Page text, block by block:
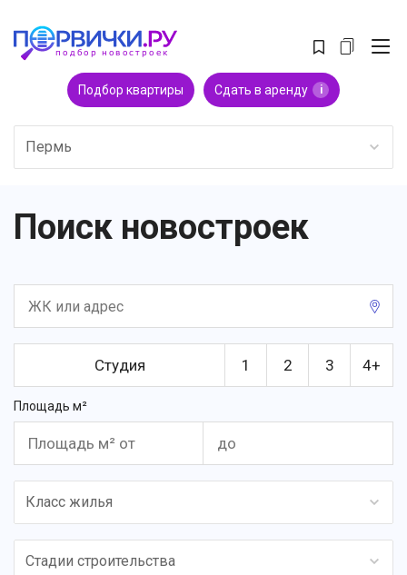
Подбор квартиры Сдать в аренду i
Пермь
Поиск новостроек
Студия 1 2 3 4+
Площадь м²
Класс жилья
Стадии строительства